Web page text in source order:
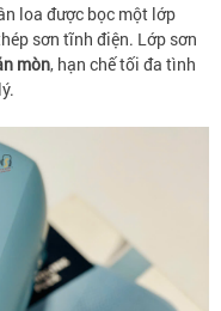
loa được bọc một lớp
sơn tĩnh điện. Lớp sơn
mòn, hạn chế tối đa tình